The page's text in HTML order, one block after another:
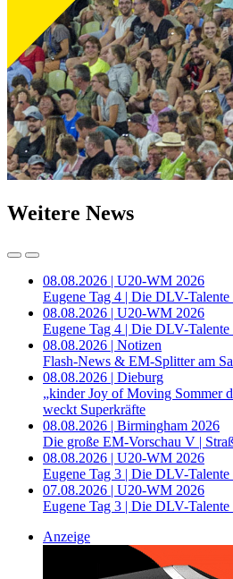
Weitere News
08.08.2026 | U20-WM 2026
Eugene Tag 4 | Die DLV-Talente
08.08.2026 | U20-WM 2026
Eugene Tag 4 | Die DLV-
08.08.2026 | Notizen
Flash-News & EM-Splitter am
08.08.2026 | Dieburg
„kinder Joy of Moving Sommer
weckt Superkräfte
08.08.2026 | Birmingham 2026
Die große EM-Vorschau V |
08.08.2026 | U20-WM 2026
Eugene Tag 3 | Die DLV-Talente
07.08.2026 | U20-WM 2026
Eugene Tag 3 | Die DLV-
Anzeige